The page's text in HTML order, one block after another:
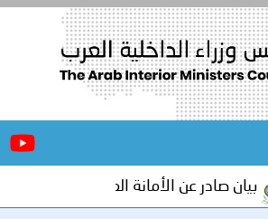
عن الأمانة العامة لمجلس وزراء